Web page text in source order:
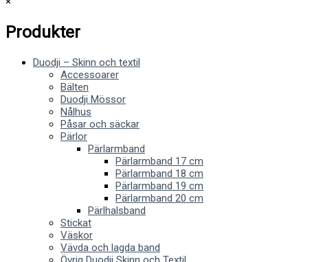
Produkter
Duodji – Skinn och textil
Accessoarer
Bälten
Duodji Mössor
Nålhus
Påsar och säckar
Pärlor
Pärlarmband
Pärlarmband 17 cm
Pärlarmband 18 cm
Pärlarmband 19 cm
Pärlarmband 20 cm
Pärlhalsband
Stickat
Väskor
Vävda och lagda band